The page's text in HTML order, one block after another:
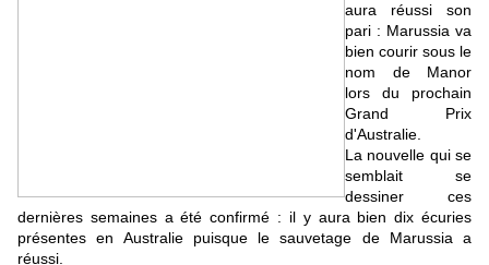
aura réussi son
pari : Marussia va
bien courir sous le
nom de Manor
lors du prochain
Grand Prix
d'Australie.
La nouvelle qui se
semblait se
dessiner ces
dernières semaines a été confirmé : il y aura bien dix écuries
présentes en Australie puisque le sauvetage de Marussia a
réussi.